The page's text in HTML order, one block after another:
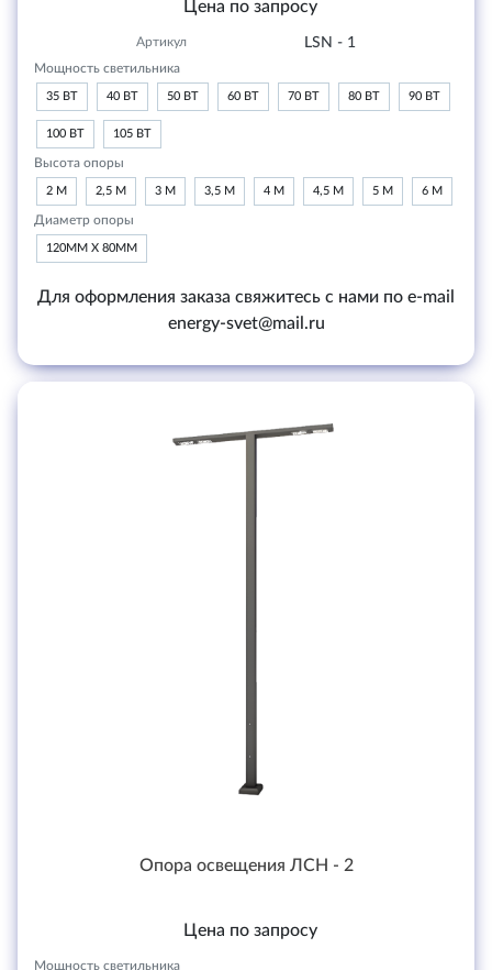
Цена по запросу
Артикул LSN - 1
Мощность светильника
35 ВТ 40 ВТ 50 ВТ 60 ВТ 70 ВТ 80 ВТ 90 ВТ
100 ВТ 105 ВТ
Высота опоры
2 М 2,5 М 3 М 3,5 М 4 М 4,5 М 5 М 6 М
Диаметр опоры
120ММ Х 80ММ
Для оформления заказа свяжитесь с нами по e-mail
energy-svet@mail.ru
Опора освещения ЛСН - 2
Цена по запросу
Мощность светильника